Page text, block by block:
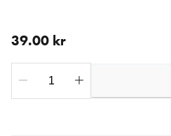
39.00 kr